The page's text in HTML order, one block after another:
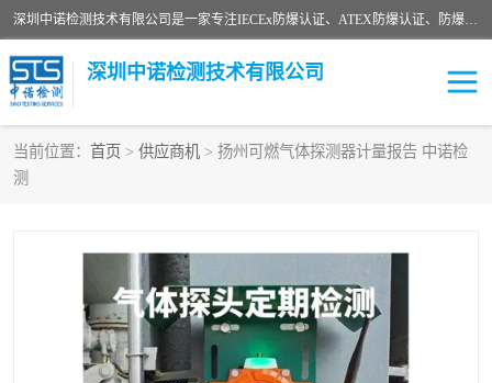
深圳中诺检测技术有限公司是一家专注IECEx防爆认证、ATEX防爆认证、防爆电气检测、防爆合格证、煤安认证等代理机构，可为客户提供从防爆设计、认证、现场检查、工程施工改造、培训等一站式服务。
深圳中诺检测技术有限公司
当前位置： 首页 > 供应商机 > 扬州可燃气体探测器计量报告 中诺检
测
防爆工程 煤安矿安
IECEx防爆认证 防爆设计